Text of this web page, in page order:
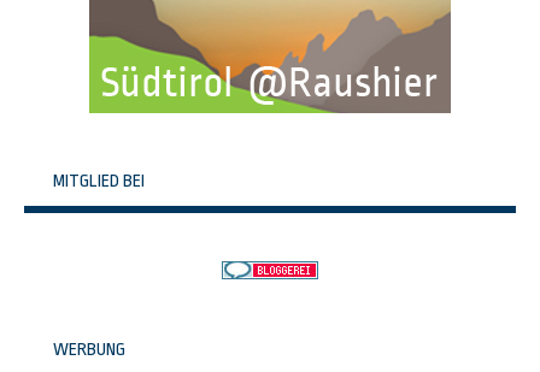
MITGLIED BEI
WERBUNG